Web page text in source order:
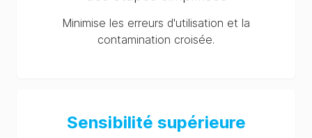
Minimise les erreurs d'utilisation et la
contamination croisée.
Sensibilité supérieure